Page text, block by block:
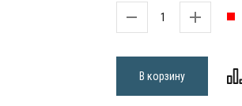
В корзину